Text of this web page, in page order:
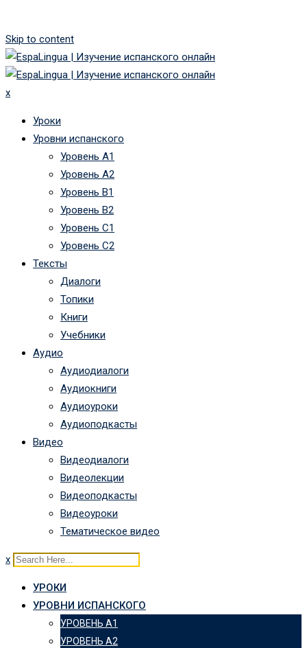
Skip to content
x
Уроки
Уровни испанского
Уровень А1
Уровень А2
Уровень B1
Уровень B2
Уровень C1
Уровень C2
Тексты
Диалоги
Топики
Книги
Учебники
Аудио
Аудиодиалоги
Аудиокниги
Аудиоуроки
Аудиоподкасты
Видео
Видеодиалоги
Видеолекции
Видеоподкасты
Видеоуроки
Тематическое видео
x
УРОКИ
УРОВНИ ИСПАНСКОГО
УРОВЕНЬ А1
УРОВЕНЬ А2